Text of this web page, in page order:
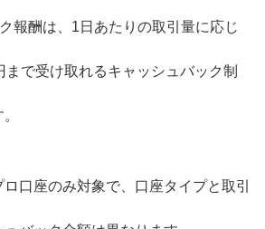
報酬は、1日あたりの取引量に応じ
まで受け取れるキャッシュバック制
口座のみ対象で、口座タイプと取引